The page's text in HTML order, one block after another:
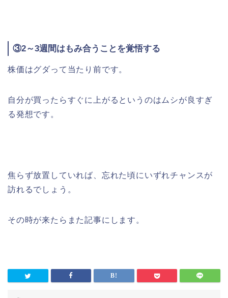
③2～3週間はもみ合うことを覚悟する
株価はグダって当たり前です。
自分が買ったらすぐに上がるというのはムシが良すぎ
る発想です。
焦らず放置していれば、忘れた頃にいずれチャンスが
訪れるでしょう。
その時が来たらまた記事にします。